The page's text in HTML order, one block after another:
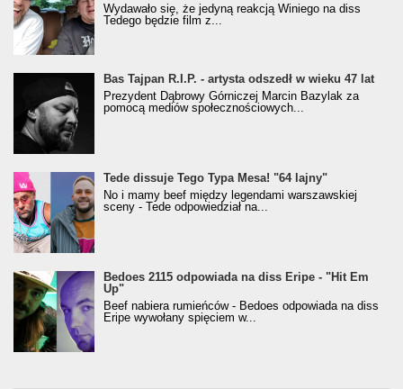
Wydawało się, że jedyną reakcją Winiego na diss
Tedego będzie film z...
Bas Tajpan R.I.P. - artysta odszedł w wieku 47 lat
Prezydent Dąbrowy Górniczej Marcin Bazylak za
pomocą mediów społecznościowych...
Tede dissuje Tego Typa Mesa! "64 lajny"
No i mamy beef między legendami warszawskiej
sceny - Tede odpowiedział na...
Bedoes 2115 odpowiada na diss Eripe - "Hit Em
Up"
Beef nabiera rumieńców - Bedoes odpowiada na diss
Eripe wywołany spięciem w...